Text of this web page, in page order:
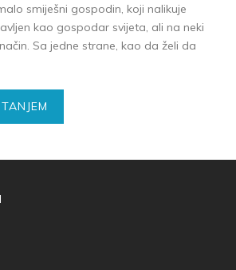
smiješni gospodin, koji nalikuje
kao gospodar svijeta, ali na neki
Sa jedne strane, kao da želi da